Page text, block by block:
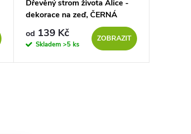
Dřevěný strom života Alice -
dekorace na zeď, ČERNÁ
od 139 Kč
Skladem >5 ks
ZOBRAZIT